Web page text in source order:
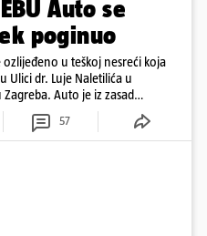
Auto se
poginuo
u teškoj nesreći koja
Ulici dr. Luje Naletilića u
Auto je iz zasad
a od siline udara vozilo se
57